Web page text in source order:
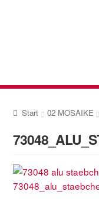
Start 02 MOSAIKE